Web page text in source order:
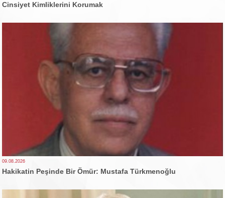
Cinsiyet Kimliklerini Korumak
09.08.2026
Hakikatin Peşinde Bir Ömür: Mustafa Türkmenoğlu